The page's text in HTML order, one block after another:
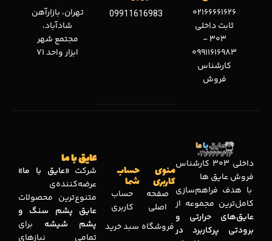
02166661626
ثابت داخلی
303 -
09911616983
کارشناس
فروش
09911616983
تهران، بازارآهن
شادآباد،
مجتمع شهر
ابزار واحد 71
داخلی 303 کارشناس
فروش عایق ها
با هدف فراهم‌سازی
کامل‌ترین مجموعه‌ از
عایق‌های حرارتی و
برودتی پرکاربرد در
منوی
کاربری
صفحه
اصلی
فروشگاه
حساب
شما
حساب
کاربری
سبد خرید
عایق با ما
شرکت«عایق با ما»
عرضه‌کننده‌ی
متنوع‌ترین محصولات
عایق پشم سنگ و
پشم شیشه برای
تمامی نیازهای